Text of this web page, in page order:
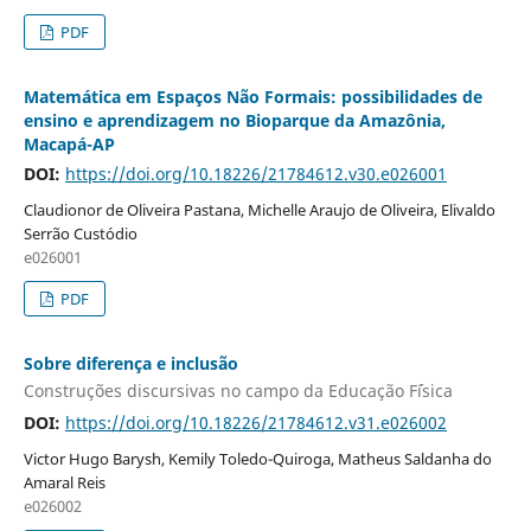
PDF
Matemática em Espaços Não Formais: possibilidades de
ensino e aprendizagem no Bioparque da Amazônia,
Macapá-AP
DOI: https://doi.org/10.18226/21784612.v30.e026001
Claudionor de Oliveira Pastana, Michelle Araujo de Oliveira, Elivaldo
Serrão Custódio
e026001
PDF
Sobre diferença e inclusão
Construções discursivas no campo da Educação F´ísica
DOI: https://doi.org/10.18226/21784612.v31.e026002
Victor Hugo Barysh, Kemily Toledo-Quiroga, Matheus Saldanha do
Amaral Reis
e026002